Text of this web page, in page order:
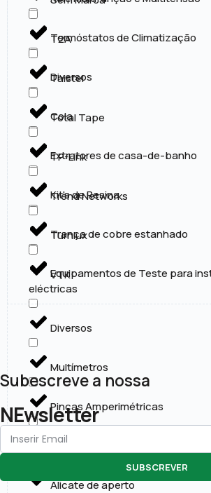
Termóstatos de Climatização
Diversos
Cola
Extratores de casa-de-banho
Kit's de Resina
Trança de cobre estanhado
Equipamentos de Teste para
eléctricas
Diversos
Multímetros
Pinças Amperimétricas
Ferramentas para instalações
Alicate de aperto
T2A
Taistel
Total Tape
TP-Link
Trend Networks
Turnlux
VTK
Subescreve a nossa
NEwsletter
SUBSCREVER